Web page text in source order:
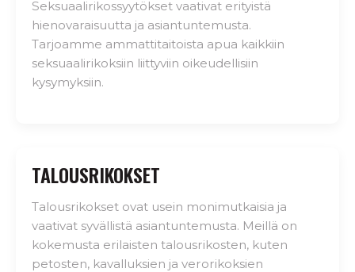
Seksuaalirikossyytökset vaativat erityistä
hienovaraisuutta ja asiantuntemusta.
Tarjoamme ammattitaitoista apua kaikkiin
seksuaalirikoksiin liittyviin oikeudellisiin
kysymyksiin.
TALOUSRIKOKSET
Talousrikokset ovat usein monimutkaisia ja
vaativat syvällistä asiantuntemusta. Meillä on
kokemusta erilaisten talousrikosten, kuten
petosten, kavalluksien ja verorikoksien